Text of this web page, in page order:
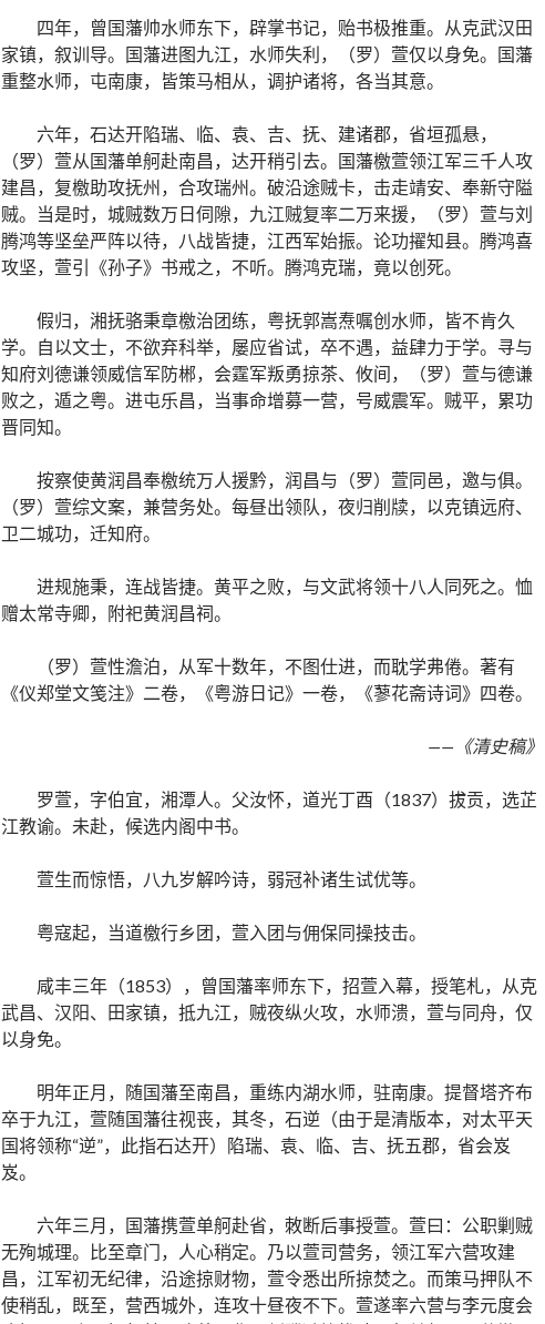
四年，曾国藩帅水师东下，辟掌书记，贻书极推重。从克武汉田
家镇，叙训导。国藩进图九江，水师失利，（罗）萱仅以身免。国藩
重整水师，屯南康，皆策马相从，调护诸将，各当其意。
六年，石达开陷瑞、临、袁、吉、抚、建诸郡，省垣孤悬，
（罗）萱从国藩单舸赴南昌，达开稍引去。国藩檄萱领江军三千人攻
建昌，复檄助攻抚州，合攻瑞州。破沿途贼卡，击走靖安、奉新守隘
贼。当是时，城贼数万日伺隙，九江贼复率二万来援，（罗）萱与刘
腾鸿等坚垒严阵以待，八战皆捷，江西军始振。论功擢知县。腾鸿喜
攻坚，萱引《孙子》书戒之，不听。腾鸿克瑞，竟以创死。
假归，湘抚骆秉章檄治团练，粤抚郭嵩焘嘱创水师，皆不肯久
学。自以文士，不欲弃科举，屡应省试，卒不遇，益肆力于学。寻与
知府刘德谦领威信军防郴，会霆军叛勇掠茶、攸间，（罗）萱与德谦
败之，遁之粤。进屯乐昌，当事命增募一营，号威震军。贼平，累功
晋同知。
按察使黄润昌奉檄统万人援黔，润昌与（罗）萱同邑，邀与俱。
（罗）萱综文案，兼营务处。每昼出领队，夜归削牍，以克镇远府、
卫二城功，迁知府。
进规施秉，连战皆捷。黄平之败，与文武将领十八人同死之。恤
赠太常寺卿，附祀黄润昌祠。
（罗）萱性澹泊，从军十数年，不图仕进，而耽学弗倦。著有
《仪郑堂文笺注》二卷，《粤游日记》一卷，《蓼花斋诗词》四卷。
——《清史稿》
罗萱，字伯宜，湘潭人。父汝怀，道光丁酉（1837）拔贡，选芷
江教谕。未赴，候选内阁中书。
萱生而惊悟，八九岁解吟诗，弱冠补诸生试优等。
粤寇起，当道檄行乡团，萱入团与佣保同操技击。
咸丰三年（1853），曾国藩率师东下，招萱入幕，授笔札，从克
武昌、汉阳、田家镇，抵九江，贼夜纵火攻，水师溃，萱与同舟，仅
以身免。
明年正月，随国藩至南昌，重练内湖水师，驻南康。提督塔齐布
卒于九江，萱随国藩往视丧，其冬，石逆（由于是清版本，对太平天
国将领称“逆”，此指石达开）陷瑞、袁、临、吉、抚五郡，省会岌
岌。
六年三月，国藩携萱单舸赴省，敇断后事授萱。萱曰：公职剿贼
无殉城理。比至章门，人心稍定。乃以萱司营务，领江军六营攻建
昌，江军初无纪律，沿途掠财物，萱令悉出所掠焚之。而策马押队不
使稍乱，既至，营西城外，连攻十昼夜不下。萱遂率六营与李元度会